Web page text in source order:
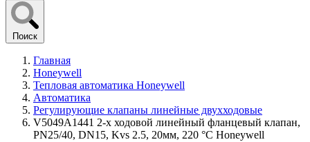
Поиск
Главная
Honeywell
Тепловая автоматика Honeywell
Автоматика
Регулирующие клапаны линейные двухходовые
V5049A1441 2-х ходовой линейный фланцевый клапан,
PN25/40, DN15, Kvs 2.5, 20мм, 220 °C Honeywell